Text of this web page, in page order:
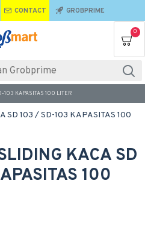
CONTACT GROBPRIME
0
103 KAPASITAS 100 LITER
KACA SD
100